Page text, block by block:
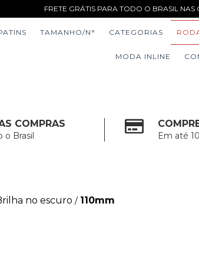
FRETE GRÁTIS PARA TODO O BRASIL
TAMANHO/N° CATEGORIAS
MODA INLINE
COMPRAS
o Brasil Em até
no escuro / 110mm